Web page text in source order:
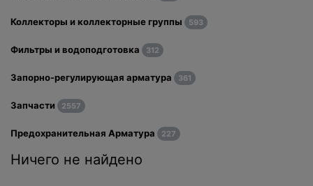
Коллекторы и коллекторные группы 593
Фильтры и водоподготовка 312
Запорно-регулирующая арматура 361
Запчасти 2557
Предохранительная Арматура 227
Ничего не найдено